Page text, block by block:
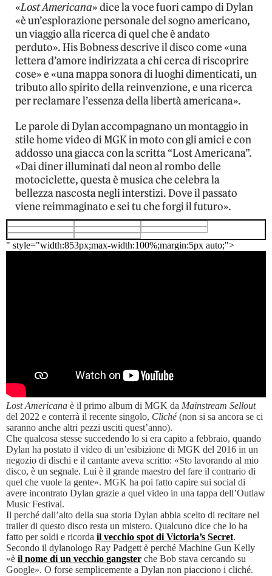
«Lost Americana» dice la voce fuori campo di Dylan
«è un’esplorazione personale del sogno americano,
un viaggio alla ricerca di quel che è andato
perduto». His Bobness descrive il disco come «una
lettera d’amore indirizzata a chi cerca di riscoprire
cose» e «una mappa sonora di luoghi dimenticati, un
tributo allo spirito della reinvenzione, e una ricerca
per reclamare l’essenza della libertà americana».
Le parole di Dylan accompagnano un montaggio in
stile home video di MGK in moto con gli amici e con
addosso una giacca con la scritta “Lost Americana”.
«Dai diner illuminati dal neon al rombo delle
motociclette, questa è musica che celebra la
bellezza nascosta negli interstizi. Dove il passato
viene reimmaginato e sei tu che forgi il futuro».
" style="width:853px;max-width:100%;margin:5px auto;">
Lost Americana è il primo album di MGK da Mainstream Sellout
del 2022 e conterrà il recente singolo, Cliché(non si sa ancora se ci
saranno anche altri pezzi usciti quest’anno).
Che qualcosa stesse succedendo lo si era capito a febbraio, quando
Dylan ha postato il video di un’esibizione di MGK del 2016 in un
negozio di dischi e il cantante aveva scritto: «Sto lavorando al mio
disco, è un segnale. Lui è il grande maestro del fare il contrario di
quel che vuole la gente». MGK ha poi fatto capire sui social di
avere incontrato Dylan grazie a quel video in una tappa dell’Outlaw
Music Festival.
Il perché dall’alto della sua storia Dylan abbia scelto di recitare nel
trailer di questo disco resta un mistero. Qualcuno dice che lo ha
fatto per soldi e ricorda il vecchio spot di Victoria’s Secret.
Secondo il dylanologo Ray Padgett è perché Machine Gun Kelly
«è il nome di un vecchio gangster che Bob stava cercando su
Google». O forse semplicemente a Dylan non piacciono i cliché.